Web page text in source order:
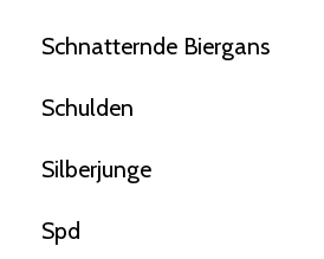
Schnatternde Biergans
Schulden
Silberjunge
Spd